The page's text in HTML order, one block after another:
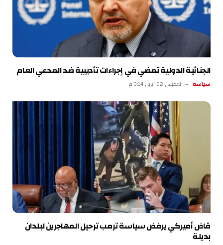
الجنائية الدولية تمضي في إجراءات تأديبية ضد المدعي العام
سياسة الخميس 02 أبريل 3:14 م
قاض أميركي يرفض سياسة ترمب ترحيل المهاجرين لبلدان
بديلة